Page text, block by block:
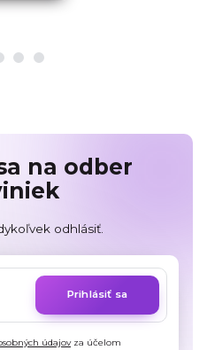
na odber
odhlásiť.
Prihlásiť sa
údajovza účelom